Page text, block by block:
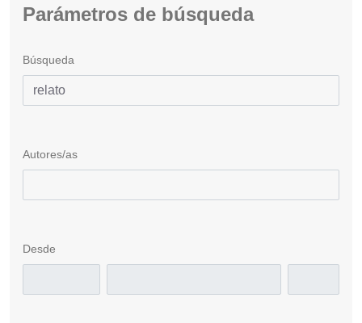
Parámetros de búsqueda
Búsqueda
Autores/as
Desde